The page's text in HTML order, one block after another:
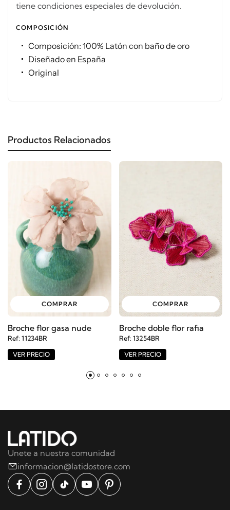
tiene condiciones especiales de devolución.
COMPOSICIÓN
Composición: 100% Latón con baño de oro
Diseñado en España
Original
Productos Relacionados
COMPRAR
Broche flor gasa nude
Ref: 11234BR
VER PRECIO
COMPRAR
Broche doble flor rafia
Ref: 13254BR
VER PRECIO
Unete a nuestra comunidad
informacion@latidostore.com